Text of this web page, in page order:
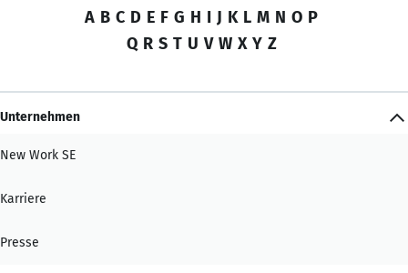
A B C D E F G H I J K L M N O P
Q R S T U V W X Y Z
Unternehmen
New Work SE
Karriere
Presse